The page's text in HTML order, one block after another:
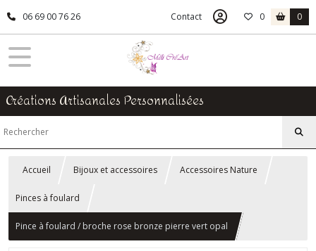
06 69 00 76 26 Contact 0 0
Créations Artisanales Personnalisées
Accueil Bijoux et accessoires Accessoires Nature
Pinces à foulard
Pince à foulard / broche rose bronze pierre vert opal